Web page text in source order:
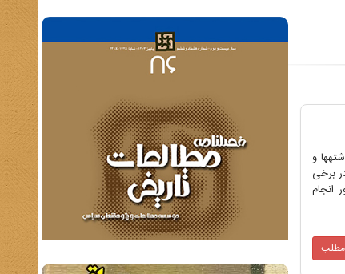
و
برخی
انجام
مطلب